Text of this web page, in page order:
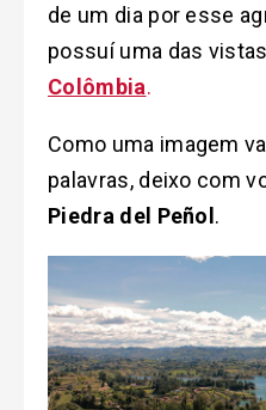
de um dia por esse
possuí uma das
Colômbia.
Como uma imagem
palavras, deixo com
Piedra del Peñol.